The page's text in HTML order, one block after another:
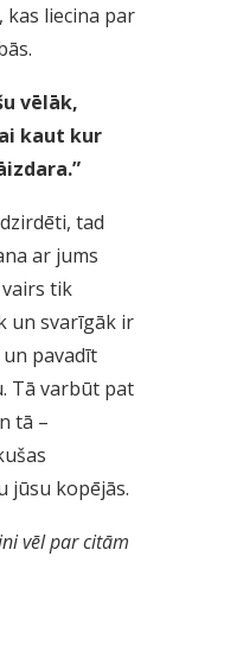
kas liecina par
vēlāk,
kaut kur
tad
ar jums
tik
un svarīgāk ir
pavadīt
Tā varbūt pat
tā –
jūsu kopējās.
vēl par citām